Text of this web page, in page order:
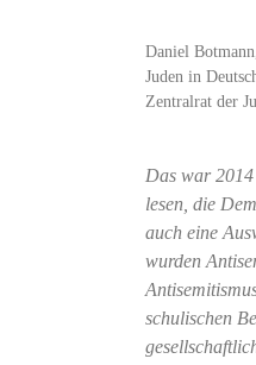
Daniel
Juden in
Zentralrat der
Das war
lesen, die
auch eine
wurden
schulischen